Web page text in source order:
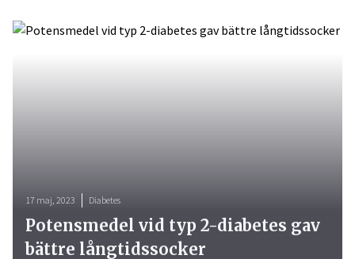
17 maj, 2023 Diabetes
Potensmedel vid typ 2-diabetes gav
bättre långtidssocker